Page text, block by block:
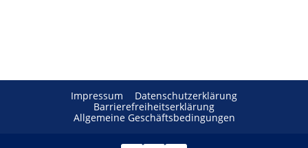
Impressum
Datenschutzerklärung
Barrierefreiheitserklärung
Allgemeine Geschäftsbedingungen